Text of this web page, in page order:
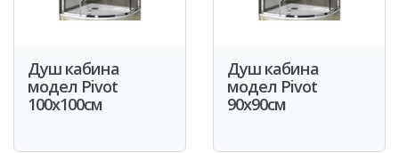
Душ кабина
модел Pivot
100x100см
Душ кабина
модел Pivot
90x90см